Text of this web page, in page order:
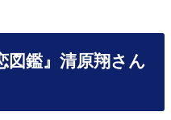
図鑑』清原翔さん